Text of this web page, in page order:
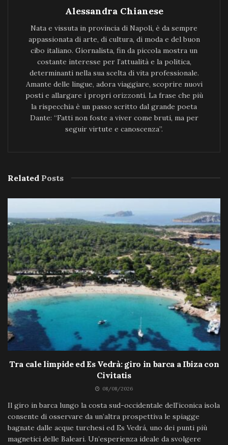
Alessandra Chianese
Nata e vissuta in provincia di Napoli, è da sempre
appassionata di arte, di cultura, di moda e del buon
cibo italiano. Giornalista, fin da piccola mostra un
costante interesse per l’attualità e la politica,
determinanti nella sua scelta di vita professionale.
Amante delle lingue, adora viaggiare, scoprire nuovi
posti e allargare i propri orizzonti. La frase che più
la rispecchia è un passo scritto dal grande poeta
Dante: “Fatti non foste a viver come bruti, ma per
seguir virtute e canoscenza”.
Related Posts
Tra cale limpide ed Es Vedrà: giro in barca a Ibiza con
Civitatis
08/08/2026
Il giro in barca lungo la costa sud-occidentale dell’iconica isola
consente di osservare da un’altra prospettiva le spiagge
bagnate dalle acque turchesi ed Es Vedrá, uno dei punti più
magnetici delle Baleari. Un’esperienza ideale da svolgere